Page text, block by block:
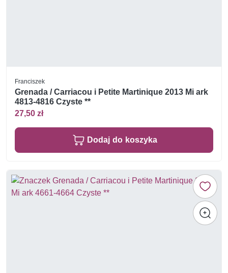
Franciszek
Grenada / Carriacou i Petite Martinique 2013 Mi ark
4813-4816 Czyste **
27,50 zł
Dodaj do koszyka